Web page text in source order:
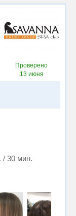
Проверено
13 июня
/ 30 мин.